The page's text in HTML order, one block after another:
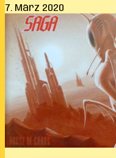
7. März 2020